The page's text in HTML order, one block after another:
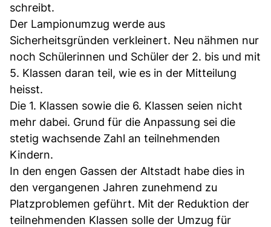
schreibt.
Der Lampionumzug werde aus
Sicherheitsgründen verkleinert. Neu nähmen nur
noch Schülerinnen und Schüler der 2. bis und mit
5. Klassen daran teil, wie es in der Mitteilung
heisst.
Die 1. Klassen sowie die 6. Klassen seien nicht
mehr dabei. Grund für die Anpassung sei die
stetig wachsende Zahl an teilnehmenden
Kindern.
In den engen Gassen der Altstadt habe dies in
den vergangenen Jahren zunehmend zu
Platzproblemen geführt. Mit der Reduktion der
teilnehmenden Klassen solle der Umzug für